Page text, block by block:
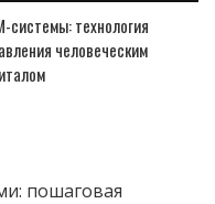
системы: технология
человеческим
пошаговая